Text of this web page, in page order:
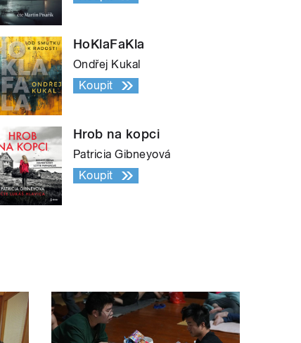
HoKlaFaKla
Ondřej Kukal
Koupit
Hrob na kopci
Patricia Gibneyová
Koupit